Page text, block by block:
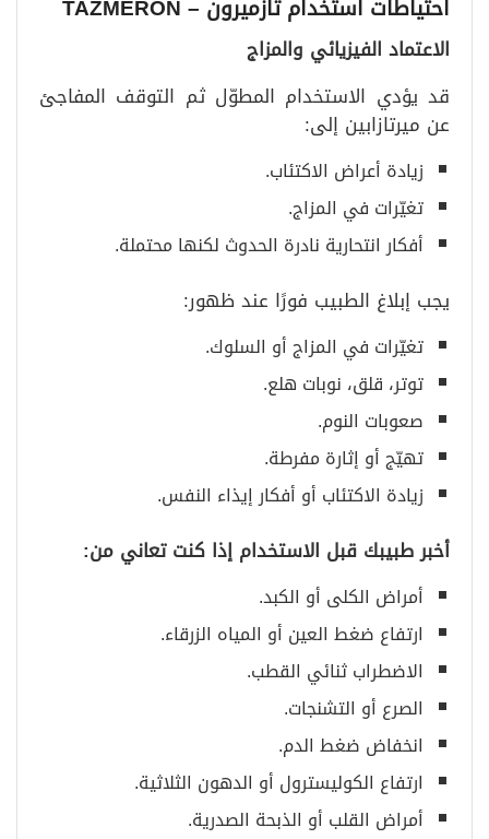
احتياطات استخدام تازميرون – TAZMERON
الاعتماد الفيزيائي والمزاج
قد يؤدي الاستخدام المطوّل ثم التوقف المفاجئ
عن ميرتازابين إلى:
زيادة أعراض الاكتئاب.
تغيّرات في المزاج.
أفكار انتحارية نادرة الحدوث لكنها محتملة.
يجب إبلاغ الطبيب فورًا عند ظهور:
تغيّرات في المزاج أو السلوك.
توتر، قلق، نوبات هلع.
صعوبات النوم.
تهيّج أو إثارة مفرطة.
زيادة الاكتئاب أو أفكار إيذاء النفس.
أخبر طبيبك قبل الاستخدام إذا كنت تعاني من:
أمراض الكلى أو الكبد.
ارتفاع ضغط العين أو المياه الزرقاء.
الاضطراب ثنائي القطب.
الصرع أو التشنجات.
انخفاض ضغط الدم.
ارتفاع الكوليسترول أو الدهون الثلاثية.
أمراض القلب أو الذبحة الصدرية.